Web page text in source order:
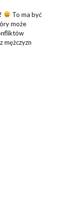
To ma być
może
mężczyzn